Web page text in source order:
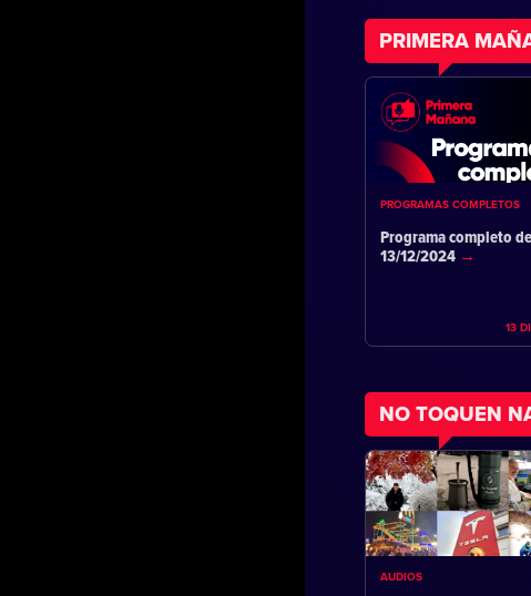
PRIMERA
PROGRAMAS COMPLETOS
Programa completo
13/12/2024
13
NO TOQUEN
AUDIOS